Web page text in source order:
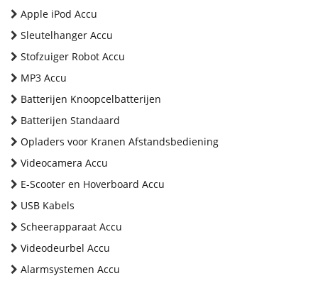
Apple iPod Accu
Sleutelhanger Accu
Stofzuiger Robot Accu
MP3 Accu
Batterijen Knoopcelbatterijen
Batterijen Standaard
Opladers voor Kranen Afstandsbediening
Videocamera Accu
E-Scooter en Hoverboard Accu
USB Kabels
Scheerapparaat Accu
Videodeurbel Accu
Alarmsystemen Accu